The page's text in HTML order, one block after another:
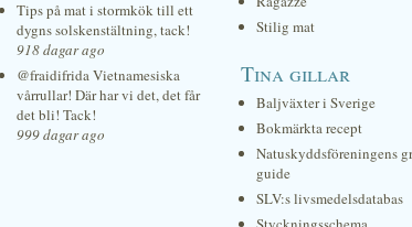
Tips på mat i stormkök till ett
dygns solskenstältning, tack!
918 dagar ago
@fraidifrida Vietnamesiska
vårrullar! Där har vi det, det får
det bli! Tack!
999 dagar ago
Stilig mat
Tina gillar
Baljväxter i Sverige
Bokmärkta recept
Natuskyddsföreningens
guide
SLV:s livsmedelsdatabas